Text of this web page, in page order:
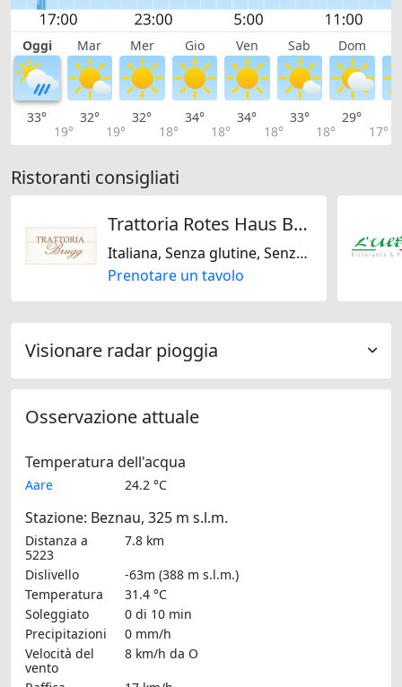
Oggi Mar Mer Gio Ven Sab Dom
33°
19°
32°
19°
32°
18°
34°
18°
34°
18°
33°
18°
29°
17°
Ristoranti consigliati
Trattoria Rotes Haus Brugg
Italiana, Senza glutine, Senza lattosio
Prenotare un tavolo
Visionare radar pioggia
Osservazione attuale
Temperatura dell'acqua
Aare 24.2 °C
Stazione: Beznau, 325 m s.l.m.
Distanza a
5223
7.8 km
Dislivello
-63m (388 m s.l.m.)
Temperatura
31.4 °C
Soleggiato
0 di 10 min
Precipitazioni
0 mm/h
Velocità del
vento
8 km/h da O